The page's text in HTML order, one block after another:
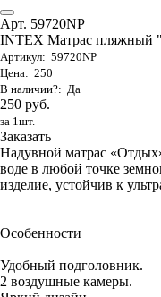
Арт. 59720NP
INTEX Матрас пляжный
Артикул: 59720NP
Цена: 250
В наличии?: Да
250 руб.
за 1шт.
Заказать
Надувной матрас
воде в любой точке
изделие, устойчив к
Особенности
Удобный подголовник.
2 воздушные камеры.